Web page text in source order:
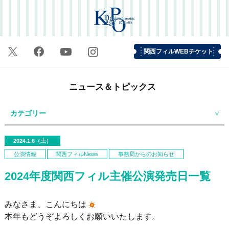
関西フィルWEBチケット
ニュース＆トピックス
カテゴリー
2024.1.6（土）
公演情報 関西フィルNews 事務局からのお知らせ
2024年度関西フィル主催公演発売日一覧
みなさま、こんにちは
本年もどうぞよろしくお願いいたします。